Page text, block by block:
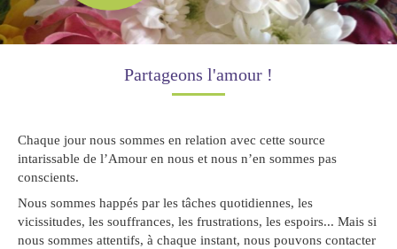
Partageons l'amour !
Chaque jour nous sommes en relation avec cette source
intarissable de l’Amour en nous et nous n’en sommes pas
conscients.
Nous sommes happés par les tâches quotidiennes, les
vicissitudes, les souffrances, les frustrations, les espoirs... Mais si
nous sommes attentifs, à chaque instant, nous pouvons contacter